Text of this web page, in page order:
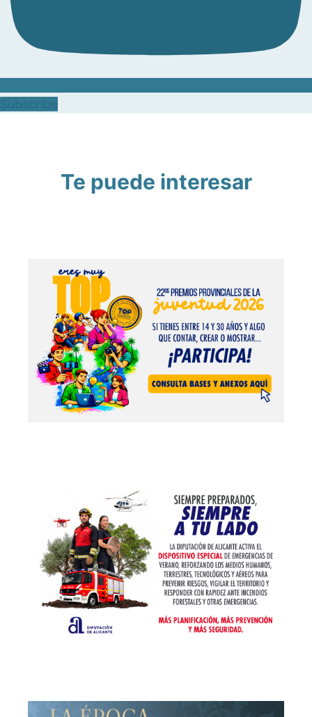
Te puede interesar